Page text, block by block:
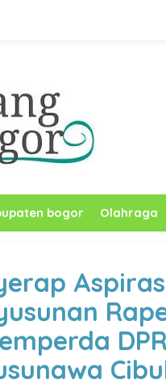
bogor Olahraga